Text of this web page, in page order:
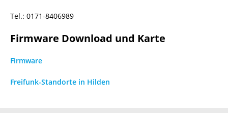
Tel.: 0171-8406989
Firmware Download und Karte
Firmware
Freifunk-Standorte in Hilden